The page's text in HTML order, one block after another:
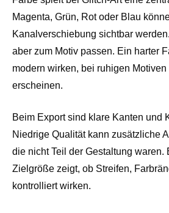
Magenta, Grün, Rot oder Blau
Kanalverschiebung sichtbar
aber zum Motiv passen. Ein harter
modern wirken, bei ruhigen
erscheinen.
Beim Export sind klare Kanten und
Niedrige Qualität kann zusätzliche
die nicht Teil der Gestaltung waren.
Zielgröße zeigt, ob Streifen,
kontrolliert wirken.